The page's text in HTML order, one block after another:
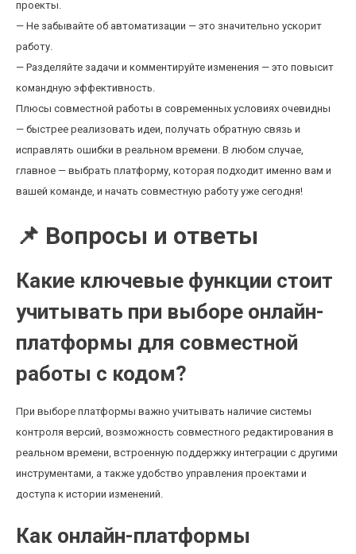
проекты.
— Не забывайте об автоматизации — это значительно ускорит
работу.
— Разделяйте задачи и комментируйте изменения — это повысит
командную эффективность.
Плюсы совместной работы в современных условиях очевидны
— быстрее реализовать идеи, получать обратную связь и
исправлять ошибки в реальном времени. В любом случае,
главное — выбрать платформу, которая подходит именно вам и
вашей команде, и начать совместную работу уже сегодня!
📌 Вопросы и ответы
Какие ключевые функции стоит
учитывать при выборе онлайн-
платформы для совместной
работы с кодом?
При выборе платформы важно учитывать наличие системы
контроля версий, возможность совместного редактирования в
реальном времени, встроенную поддержку интеграции с другими
инструментами, а также удобство управления проектами и
доступа к истории изменений.
Как онлайн-платформы